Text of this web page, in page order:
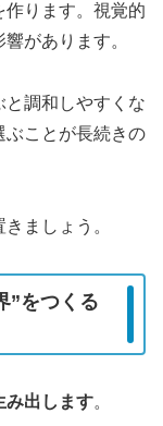
ります。視覚的
があります。
と調和しやすくな
ぶことが長続きの
ましょう。
”をつくる
み出します。